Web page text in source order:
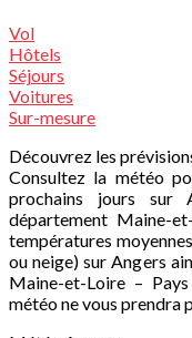
Vol
Hôtels
Séjours
Voitures
Sur-mesure
Découvrez les
Consultez la météo
prochains jours sur
département Maine-
températures
ou neige) sur Angers
Maine-et-Loire –
météo ne vous prendra